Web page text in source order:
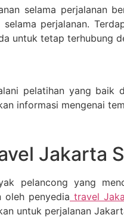
selama perjalanan
perjalanan.
untuk tetap terhubung
pelatihan yang
informasi mengenai
Jakarta
pelancong yang
oleh penyedia travel
untuk perjalanan